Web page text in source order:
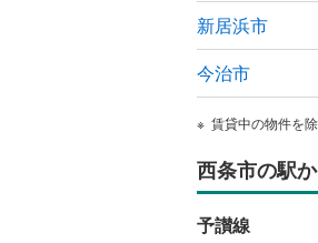
新居浜市
今治市
賃貸中の物件を除
西条市の駅
予讃線
九州・沖
該当物
該当物
該当物
該当物
該当物
該当物